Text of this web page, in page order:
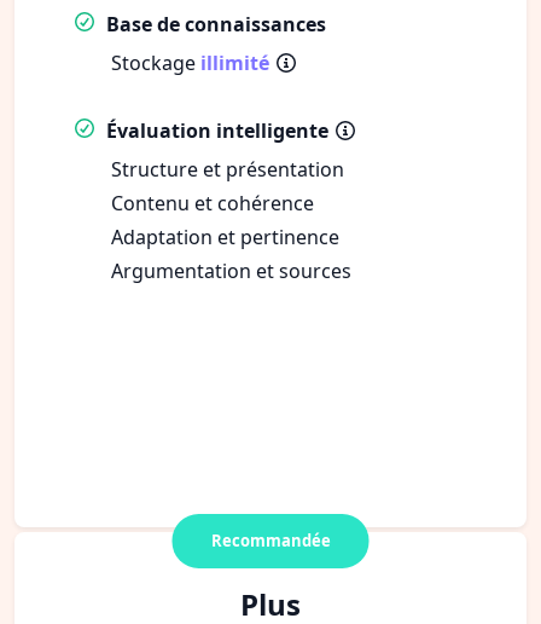
Base de connaissances
Stockage illimité
Évaluation intelligente
Structure et présentation
Contenu et cohérence
Adaptation et pertinence
Argumentation et sources
Recommandée
Plus